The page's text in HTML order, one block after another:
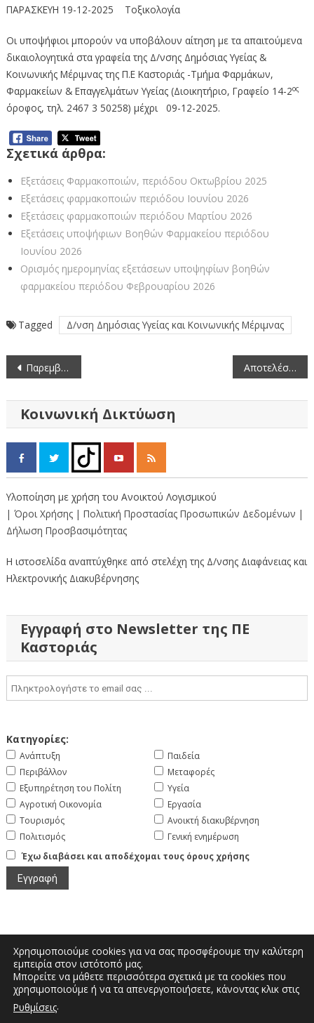
ΠΑΡΑΣΚΕΥΗ 19-12-2025 Τοξικολογία
Οι υποψήφιοι μπορούν να υποβάλουν αίτηση με τα απαιτούμενα
δικαιολογητικά στα γραφεία της Δ/νσης Δημόσιας Υγείας &
Κοινωνικής Μέριμνας της Π.Ε Καστοριάς -Τμήμα Φαρμάκων,
Φαρμακείων & Επαγγελμάτων Υγείας (Διοικητήριο, Γραφείο 14-2ος
όροφος, τηλ. 2467 3 50258) μέχρι 09-12-2025.
Σχετικά άρθρα:
Εξετάσεις Φαρμακοποιών, περιόδου Οκτωβρίου 2025
Εξετάσεις φαρμακοποιών περιόδου Ιουνίου 2026
Εξετάσεις φαρμακοποιών περιόδου Μαρτίου 2026
Εξετάσεις υποψήφιων Βοηθών Φαρμακείου περιόδου
Ιουνίου 2026
Ορισμός ημερομηνίας εξετάσεων υποψηφίων βοηθών
φαρμακείου περιόδου Φεβρουαρίου 2026
Tagged Δ/νση Δημόσιας Υγείας και Κοινωνικής Μέριμνας
Πλοήγηση
Παρεμβάσεις Συντήρησης Οδικού Δικτύου στην Περιοχή Γράμμου από την Π.Ε. Καστοριάς. Αποτελέσματα πρόσληψης ενός (1) κτηνιάτρου με σύμβαση ΙΔΟΧ στην Π.Ε. Καστοριάς
Κοινωνική Δικτύωση
Υλοποίηση με χρήση του Ανοικτού Λογισμικού
| Όροι Χρήσης | Πολιτική Προστασίας Προσωπικών Δεδομένων |
Δήλωση Προσβασιμότητας
Η ιστοσελίδα αναπτύχθηκε από στελέχη της Δ/νσης Διαφάνειας και
Ηλεκτρονικής Διακυβέρνησης
Εγγραφή στο Newsletter της ΠΕ
Καστοριάς
Κατηγορίες:
Ανάπτυξη
Περιβάλλον
Εξυπηρέτηση του Πολίτη
Αγροτική Οικονομία
Τουρισμός
Πολιτισμός
Παιδεία
Μεταφορές
Υγεία
Εργασία
Ανοικτή διακυβέρνηση
Γενική ενημέρωση
Έχω διαβάσει και αποδέχομαι τους όρους χρήσης
Μεγάλου Αλεξάνδρου και Διοικητηρίου |
Τηλέφωνο: 2467350200 | Email:
Χρησιμοποιούμε cookies για να σας προσφέρουμε την καλύτερη
εμπειρία στον ιστότοπό μας.
Μπορείτε να μάθετε περισσότερα σχετικά με τα cookies που
χρησιμοποιούμε ή να τα απενεργοποιήσετε, κάνοντας κλικ στις
Ρυθμίσεις.